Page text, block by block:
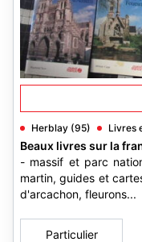
Herblay (95) Livres
Beaux livres sur la
- massif et parc
martin, guides et
d'arcachon, fleurons...
Particulier